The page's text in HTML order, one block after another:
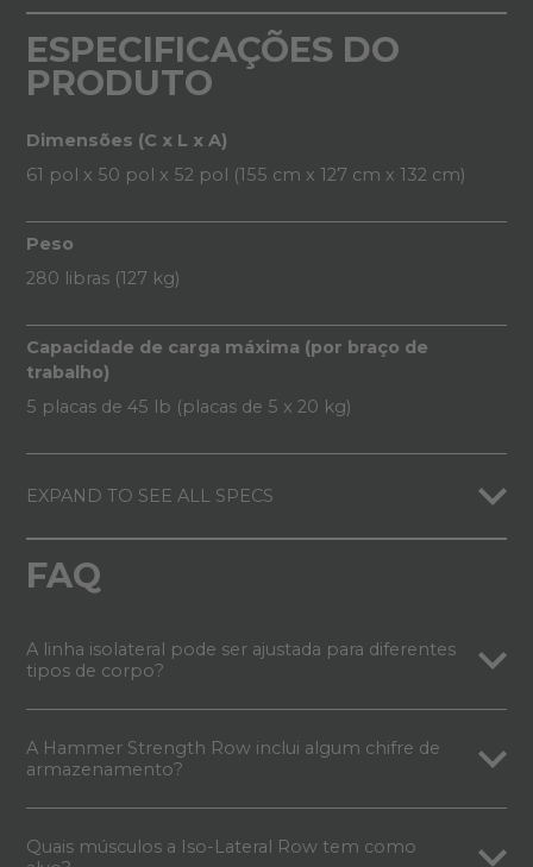
ESPECIFICAÇÕES DO
PRODUTO
Dimensões (C x L x A)
61 pol x 50 pol x 52 pol (155 cm x 127 cm x 132 cm)
Peso
280 libras (127 kg)
Capacidade de carga máxima (por braço de
trabalho)
5 placas de 45 lb (placas de 5 x 20 kg)
EXPAND TO SEE ALL SPECS
FAQ
A linha isolateral pode ser ajustada para diferentes
tipos de corpo?
A Hammer Strength Row inclui algum chifre de
armazenamento?
Quais músculos a Iso-Lateral Row tem como